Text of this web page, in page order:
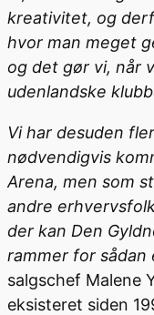
kreativitet, og
hvor man meget
og det gør vi, når
udenlandske
Vi har desuden
nødvendigvis
Arena, men som
andre
der kan Den
rammer for sådan
salgschef Malene
eksisteret siden